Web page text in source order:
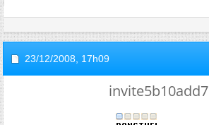
23/12/2008, 17h09
invite5b10add7